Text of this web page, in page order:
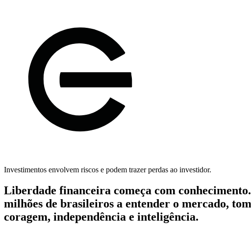
Investimentos envolvem riscos e podem trazer perdas ao investidor.
Liberdade financeira começa com
milhões de brasileiros a entender o mercado,
coragem, independência e inteligência.